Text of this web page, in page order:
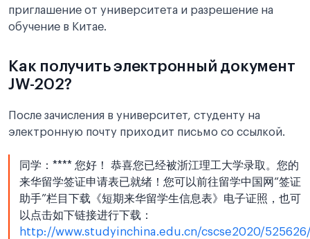
приглашение от университета и разрешение на
обучение в Китае.
Как получить электронный документ
JW-202?
После зачисления в университет, студенту на
электронную почту приходит письмо со ссылкой.
同学：**** 您好！ 恭喜您已经被浙江理工大学录取。您的
来华留学签证申请表已就绪！您可以前往留学中国网“签证
助手”栏目下载《短期来华留学生信息表》电子证照，也可
以点击如下链接进行下载：
http://www.studyinchina.edu.cn/cscse2020/